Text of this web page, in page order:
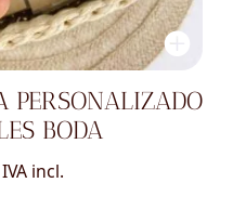
PERSONALIZADO
BODA
IVA incl.